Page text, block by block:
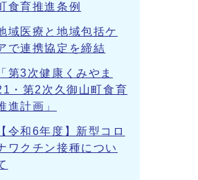
食育推進条例
域医療と地域包括ケ
で連携協定を締結
「第3次健康くみやま
・第2次久御山町食育
進計画」
【令和6年度】新型コロ
ワクチン接種につい